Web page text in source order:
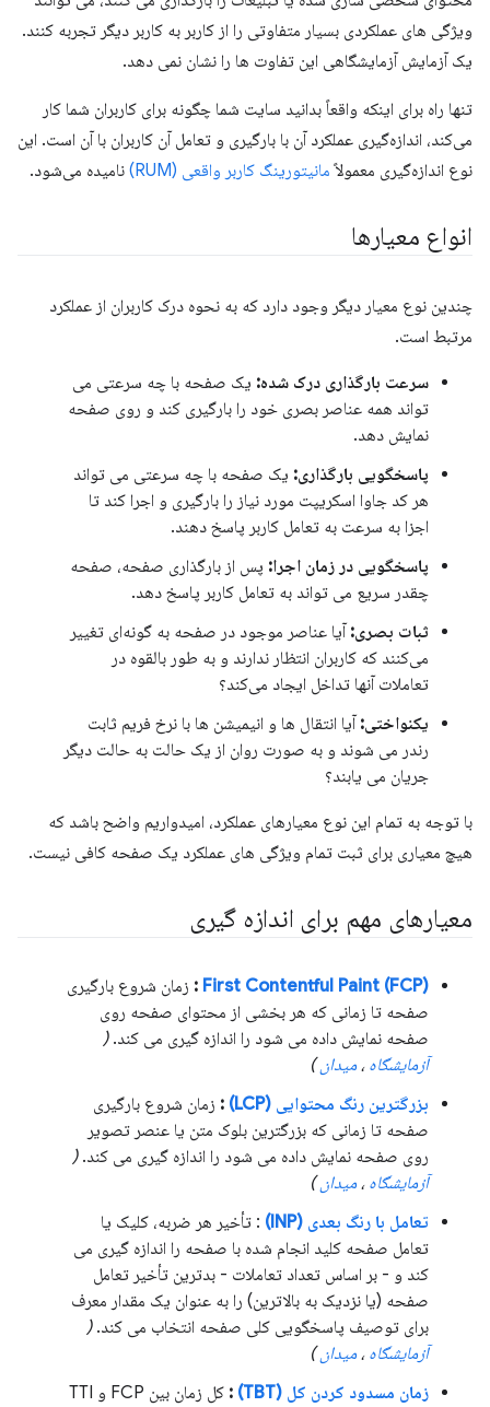
ویژگی های عملکردی بسیار متفاوتی را از کاربر به کاربر دیگر تجربه کنند.
یک آزمایش آزمایشگاهی این تفاوت ها را نشان نمی دهد.
تنها راه برای اینکه واقعاً بدانید سایت شما چگونه برای کاربران شما کار
می‌کند، اندازه‌گیری عملکرد آن با بارگیری و تعامل آن کاربران با آن است. این
نوع اندازه‌گیری معمولاً مانیتورینگ کاربر واقعی (RUM) نامیده می‌شود.
انواع معیارها
چندین نوع معیار دیگر وجود دارد که به نحوه درک کاربران از عملکرد
مرتبط است.
سرعت بارگذاری درک شده: یک صفحه با چه سرعتی می
تواند همه عناصر بصری خود را بارگیری کند و روی صفحه
نمایش دهد.
پاسخگویی بارگذاری: یک صفحه با چه سرعتی می تواند
هر کد جاوا اسکریپت مورد نیاز را بارگیری و اجرا کند تا
اجزا به سرعت به تعامل کاربر پاسخ دهند.
پاسخگویی در زمان اجرا: پس از بارگذاری صفحه، صفحه
چقدر سریع می تواند به تعامل کاربر پاسخ دهد.
ثبات بصری: آیا عناصر موجود در صفحه به گونه‌ای تغییر
می‌کنند که کاربران انتظار ندارند و به طور بالقوه در
تعاملات آنها تداخل ایجاد می‌کند؟
یکنواختی: آیا انتقال ها و انیمیشن ها با نرخ فریم ثابت
رندر می شوند و به صورت روان از یک حالت به حالت دیگر
جریان می یابند؟
با توجه به تمام این نوع معیارهای عملکرد، امیدواریم واضح باشد که
هیچ معیاری برای ثبت تمام ویژگی های عملکرد یک صفحه کافی نیست.
معیارهای مهم برای اندازه گیری
First Contentful Paint (FCP)
: زمان شروع بارگیری
صفحه تا زمانی که هر بخشی از محتوای صفحه روی
صفحه نمایش داده می شود را اندازه گیری می کند.(
آزمایشگاه ، میدان)
بزرگترین رنگ محتوایی (LCP)
: زمان شروع بارگیری
صفحه تا زمانی که بزرگترین بلوک متن یا عنصر تصویر
روی صفحه نمایش داده می شود را اندازه گیری می کند.(
آزمایشگاه ، میدان)
تعامل با رنگ بعدی (INP)
: تأخیر هر ضربه، کلیک یا
تعامل صفحه کلید انجام شده با صفحه را اندازه گیری می
کند و - بر اساس تعداد تعاملات - بدترین تأخیر تعامل
صفحه (یا نزدیک به بالاترین) را به عنوان یک مقدار معرف
برای توصیف پاسخگویی کلی صفحه انتخاب می کند.(
آزمایشگاه ، میدان)
زمان مسدود کردن کل (TBT)
:
کل زمان بین FCP و TTI